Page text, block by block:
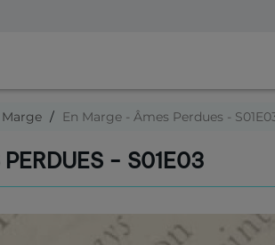
Marge En Marge - Âmes Perdues -
- S01E03